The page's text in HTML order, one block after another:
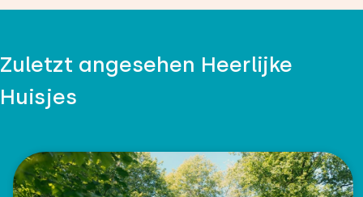
Zuletzt angesehen Heerlijke
Huisjes